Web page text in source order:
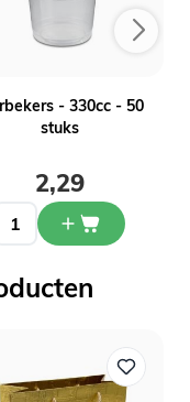
- 330cc - 50
stuks
2,29